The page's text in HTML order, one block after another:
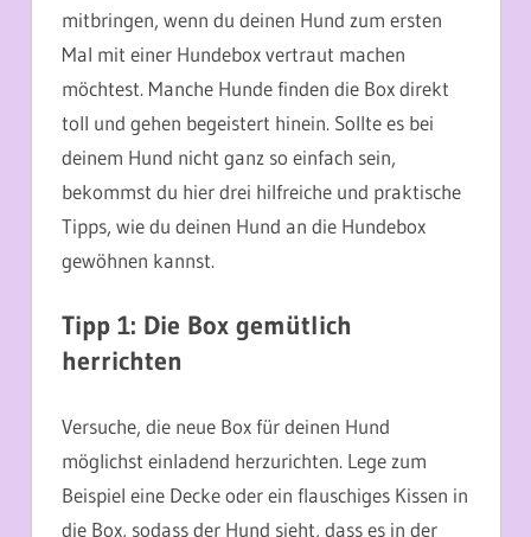
mitbringen, wenn du deinen Hund zum ersten
Mal mit einer Hundebox vertraut machen
möchtest. Manche Hunde finden die Box direkt
toll und gehen begeistert hinein. Sollte es bei
deinem Hund nicht ganz so einfach sein,
bekommst du hier drei hilfreiche und praktische
Tipps, wie du deinen Hund an die Hundebox
gewöhnen kannst.
Tipp 1: Die Box gemütlich
herrichten
Versuche, die neue Box für deinen Hund
möglichst einladend herzurichten. Lege zum
Beispiel eine Decke oder ein flauschiges Kissen in
die Box, sodass der Hund sieht, dass es in der